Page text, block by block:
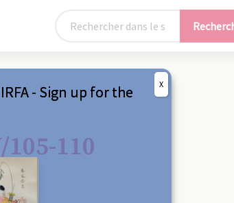
105-110
- Sign up for the
X